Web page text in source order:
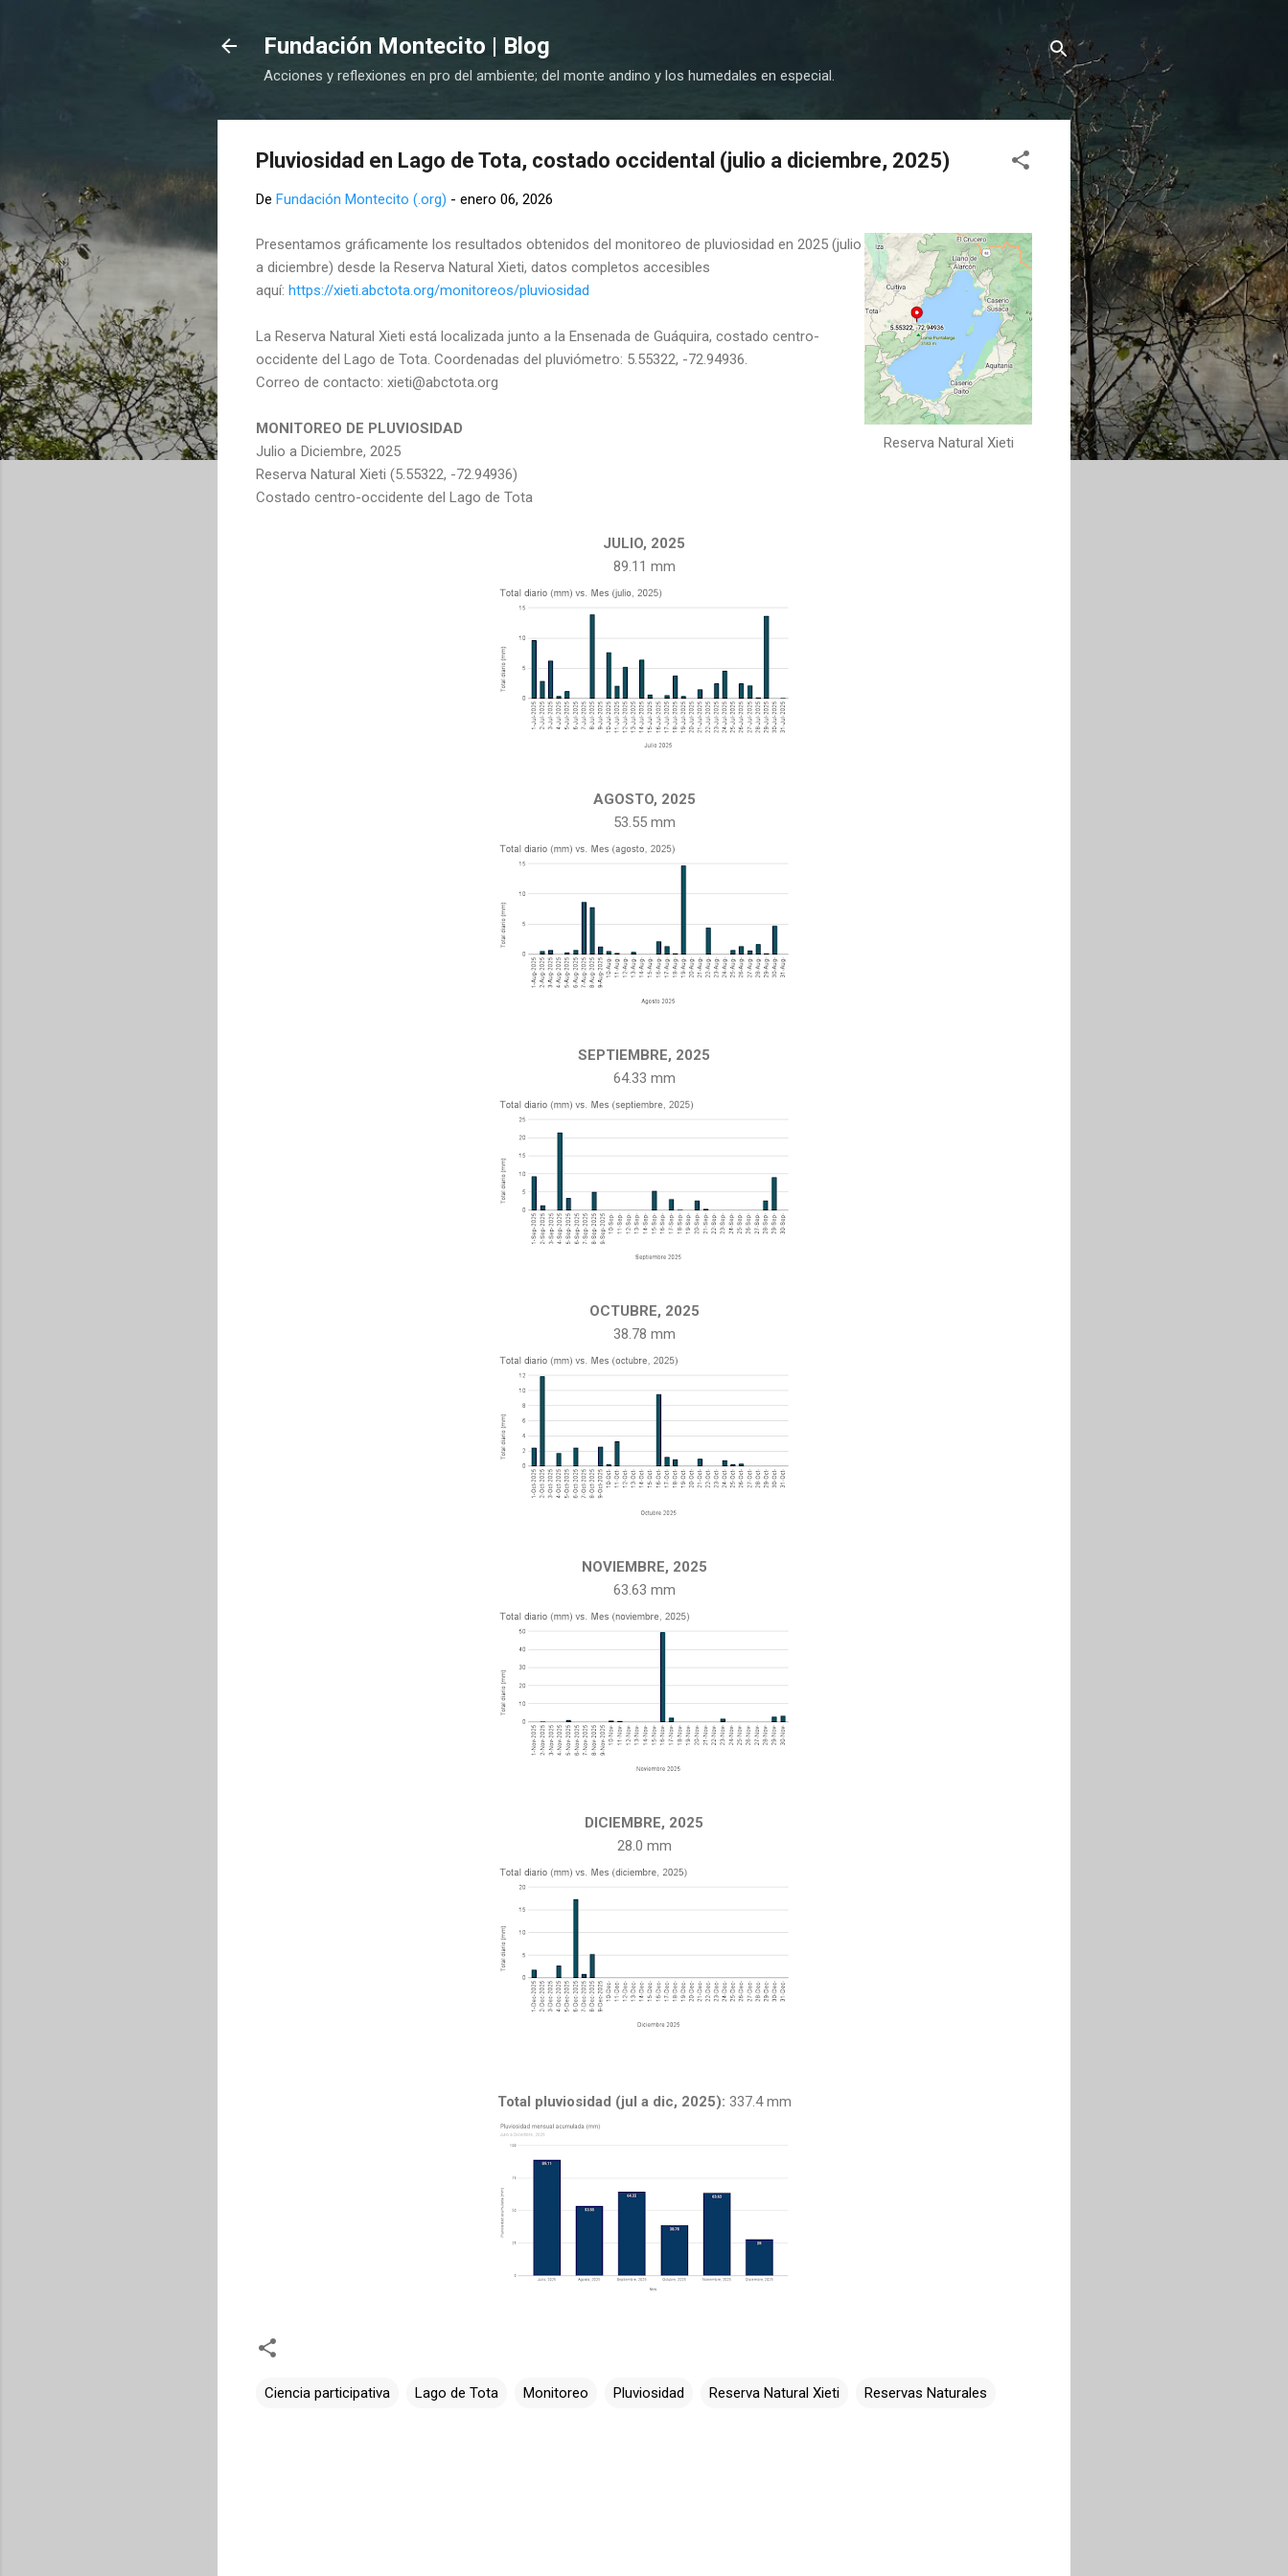
Fundación Montecito | Blog
Acciones y reflexiones en pro del ambiente; del monte andino y los humedales en especial.
Pluviosidad en Lago de Tota, costado occidental (julio a diciembre, 2025)
De Fundación Montecito (.org) - enero 06, 2026
Reserva Natural Xieti
Presentamos gráficamente los resultados obtenidos del monitoreo de pluviosidad en 2025 (julio
a diciembre) desde la Reserva Natural Xieti, datos completos accesibles
aquí: https://xieti.abctota.org/monitoreos/pluviosidad
La Reserva Natural Xieti está localizada junto a la Ensenada de Guáquira, costado centro-
occidente del Lago de Tota. Coordenadas del pluviómetro: 5.55322, -72.94936.
Correo de contacto: xieti@abctota.org
MONITOREO DE PLUVIOSIDAD
Julio a Diciembre, 2025
Reserva Natural Xieti (5.55322, -72.94936)
Costado centro-occidente del Lago de Tota
JULIO, 2025
89.11 mm
AGOSTO, 2025
53.55 mm
SEPTIEMBRE, 2025
64.33 mm
OCTUBRE, 2025
38.78 mm
NOVIEMBRE, 2025
63.63 mm
DICIEMBRE, 2025
28.0 mm
Total pluviosidad (jul a dic, 2025): 337.4 mm
Ciencia participativa Lago de Tota Monitoreo Pluviosidad Reserva Natural Xieti Reservas Naturales